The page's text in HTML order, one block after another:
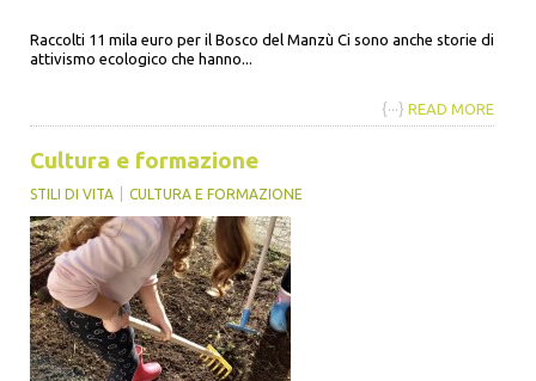
Raccolti 11 mila euro per il Bosco del Manzù Ci sono anche storie di
attivismo ecologico che hanno...
{···} READ MORE
Cultura e formazione
STILI DI VITA CULTURA E FORMAZIONE